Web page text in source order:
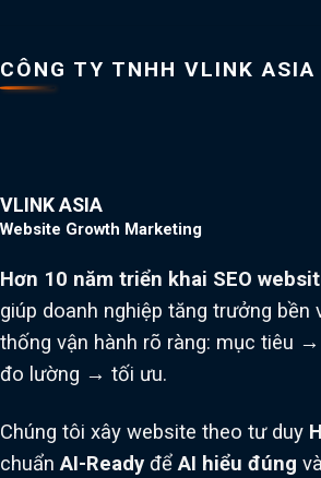
CÔNG TY TNHH VLINK ASIA
VLINK ASIA
Website Growth Marketing
Hơn 10 năm triển khai SEO
giúp doanh nghiệp tăng trưởng bền
thống vận hành rõ ràng: mục tiêu
đo lường → tối ưu.
Chúng tôi xây website theo tư duy
chuẩnAI-Ready đểAI hiểu đúng